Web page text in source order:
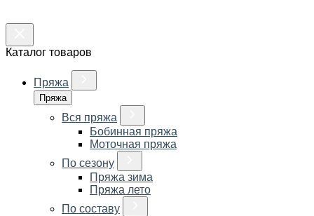
Каталог товаров
Пряжа
Пряжа
Вся пряжа
Бобинная пряжа
Моточная пряжа
По сезону
Пряжа зима
Пряжа лето
По составу